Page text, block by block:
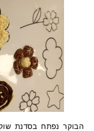
הבוקר נפתח בסדנת